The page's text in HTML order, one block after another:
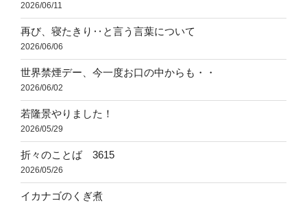
2026/06/11
再び、寝たきり‥と言う言葉について
2026/06/06
世界禁煙デー、今一度お口の中からも・・
2026/06/02
若隆景やりました！
2026/05/29
折々のことば 3615
2026/05/26
イカナゴのくぎ煮